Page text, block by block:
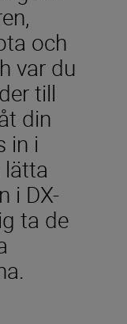
och
var du
till
din
in i
i DX-
ta de